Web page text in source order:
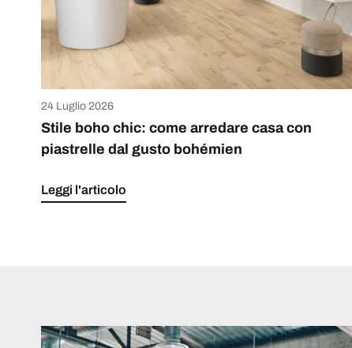
24 Luglio 2026
Stile boho chic: come arredare casa con
piastrelle dal gusto bohémien
Leggi l'articolo